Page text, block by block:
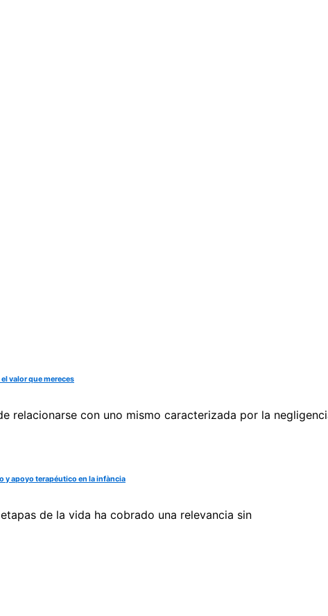
valor que mereces
relacionarse con uno mismo caracterizada por la
y apoyo terapéutico en la infància
de la vida ha cobrado una relevancia sin